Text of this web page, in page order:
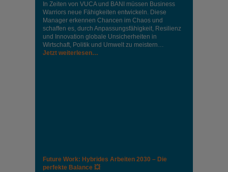
In Zeiten von VUCA und BANI müssen Business
Warriors neue Fähigkeiten entwickeln. Diese
Manager erkennen Chancen im Chaos und
schaffen es, durch Anpassungsfähigkeit, Resilienz
und Innovation globale Unsicherheiten in
Wirtschaft, Politik und Umwelt zu meistern…
Jetzt weiterlesen…
Future Work: Hybrides Arbeiten 2030 – Die
perfekte Balance 💥